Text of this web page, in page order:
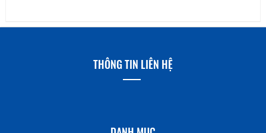
THÔNG TIN LIÊN HỆ